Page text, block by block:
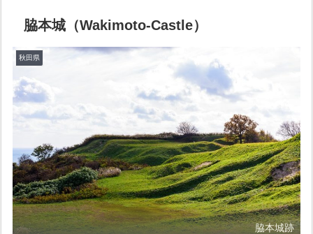
脇本城（Wakimoto-Castle）
秋田県
脇本城跡